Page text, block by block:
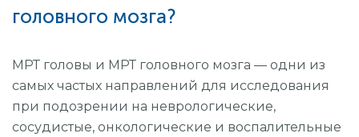
головного мозга?
МРТ головы и МРТ головного мозга — одни из
самых частых направлений для исследования
при подозрении на неврологические,
сосудистые, онкологические и воспалительные